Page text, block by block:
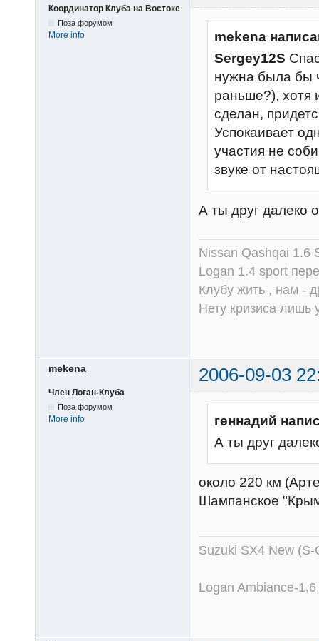
Координатор Клуба на Востоке
Поза форумом
More info
mekena
Sergey12S
нужна была бы
раньше?), хотя
сделан,
Успокаивает
участия не
звуке от
А ты друг далеко
Nissan Qashqai 1.6
Logan 1.4 sport
Клубу жить , нам -
Нету кризиса
mekena 2006-09-03
Член Логан-Клуба
Поза форумом
More info
геннадий
А ты друг
около 220 км
Шампанское
Suzuki SX4 New (S-
Logan Ambiance-